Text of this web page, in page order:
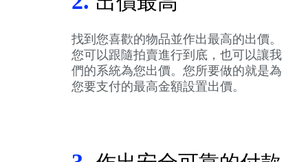
找到您喜歡的物品並作出最高的出價。
您可以跟隨拍賣進行到底，也可以讓我
們的系統為您出價。您所要做的就是為
您要支付的最高金額設置出價。